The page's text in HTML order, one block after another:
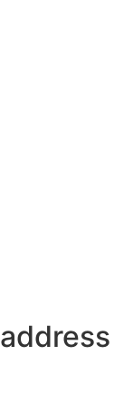
address